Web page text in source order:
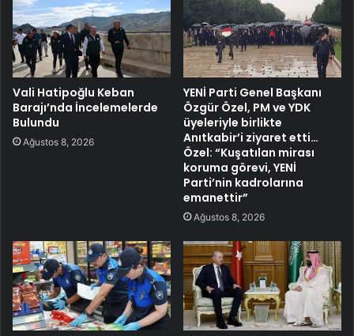
Vali Hatipoğlu Keban
Barajı’nda İncelemelerde
Bulundu
Ağustos 8, 2026
YENİ Parti Genel Başkanı
Özgür Özel, PM ve YDK
üyeleriyle birlikte
Anıtkabir’i ziyaret etti…
Özel: “Kuşatılan mirası
koruma görevi, YENİ
Parti’nin kadrolarına
emanettir”
Ağustos 8, 2026